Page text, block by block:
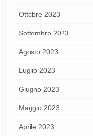
Ottobre 2023
Settembre 2023
Agosto 2023
Luglio 2023
Giugno 2023
Maggio 2023
Aprile 2023